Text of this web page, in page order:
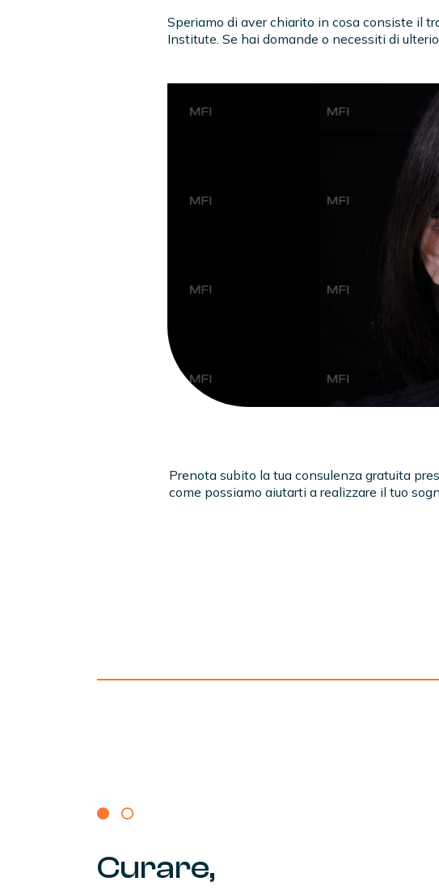
Speriamo di aver chiarito in cosa consiste il
Institute. Se hai domande o necessiti di
Prenota subito la tua consulenza gratuita
come possiamo aiutarti a realizzare il tuo
Curare,